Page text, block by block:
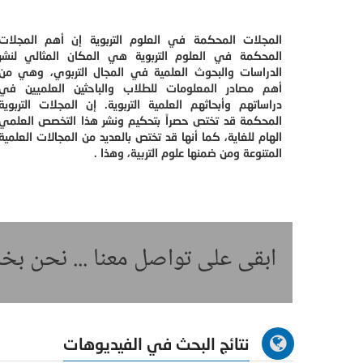
المجلات المحكمة في العلوم التربوية إن أهم
المحكمة في العلوم التربوية هي المكان المثالي
الدراسات والبحوث العلمية في المجال التربوي، وهي
أهم مصادر المعلومات للطلاب والباحثين العلميين
دراساتهم وأبحاثهم العلمية التربوية. إن المجلات
المحكمة قد تختص حصراً بتحكيم ونشر هذا التخصص
الهام للغاية، كما أنها قد تختص بالعديد من المجالات
المتنوعة ومن ضمنها علوم التربية، وهذا .
ابقى على تواصل معنا ... نحن
نتائج البحث في الفيديوهات